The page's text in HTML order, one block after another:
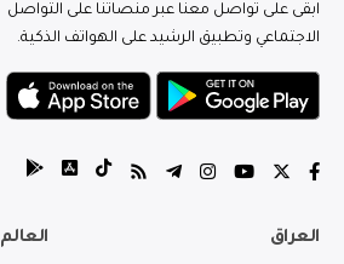
ابقى على تواصل معنا عبر منصاتنا على التواصل
الاجتماعي وتطبيق الرشيد على الهواتف الذكية.
العراق العالم